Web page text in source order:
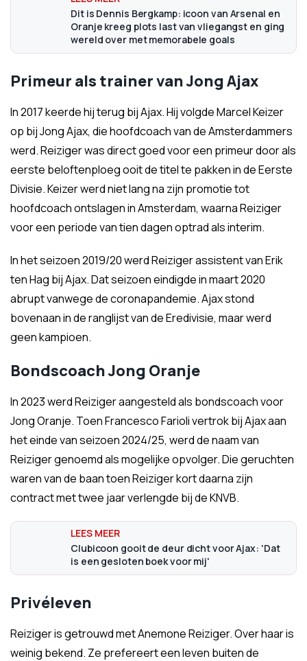
Dit is Dennis Bergkamp: icoon van Arsenal en
Oranje kreeg plots last van vliegangst en ging
wereld over met memorabele goals
Primeur als trainer van Jong Ajax
In 2017 keerde hij terug bij Ajax. Hij volgde Marcel Keizer
op bij Jong Ajax, die hoofdcoach van de Amsterdammers
werd. Reiziger was direct goed voor een primeur door als
eerste beloftenploeg ooit de titel te pakken in de Eerste
Divisie. Keizer werd niet lang na zijn promotie tot
hoofdcoach ontslagen in Amsterdam, waarna Reiziger
voor een periode van tien dagen optrad als interim.
In het seizoen 2019/20 werd Reiziger assistent van Erik
ten Hag bij Ajax. Dat seizoen eindigde in maart 2020
abrupt vanwege de coronapandemie. Ajax stond
bovenaan in de ranglijst van de Eredivisie, maar werd
geen kampioen.
Bondscoach Jong Oranje
In 2023 werd Reiziger aangesteld als bondscoach voor
Jong Oranje. Toen Francesco Farioli vertrok bij Ajax aan
het einde van seizoen 2024/25, werd de naam van
Reiziger genoemd als mogelijke opvolger. Die geruchten
waren van de baan toen Reiziger kort daarna zijn
contract met twee jaar verlengde bij de KNVB.
Clubicoon gooit de deur dicht voor Ajax: 'Dat
is een gesloten boek voor mij'
Privéleven
Reiziger is getrouwd met Anemone Reiziger. Over haar is
weinig bekend. Ze prefereert een leven buiten de